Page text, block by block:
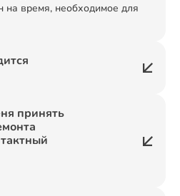
на время, необходимое для
принять